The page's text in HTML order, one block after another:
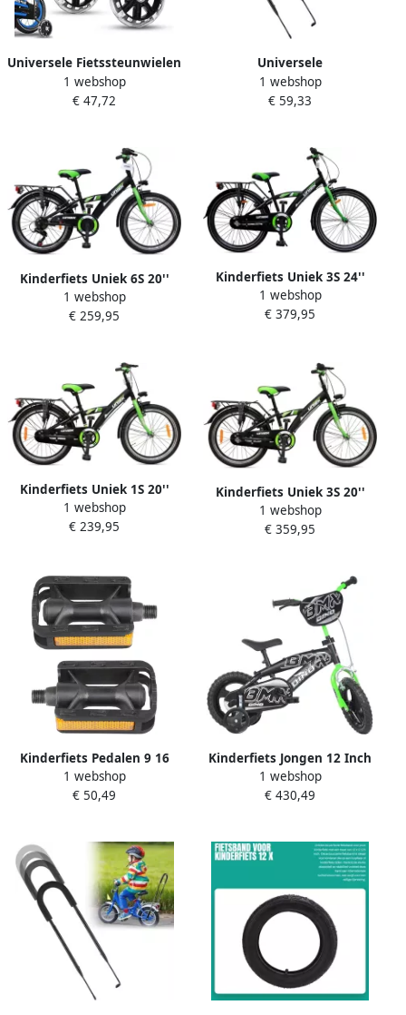
Universele Fietssteunwielen
voor Kinderen
Trainingswielen voor
voor 12 14 16 18 20 Inch
1 webshop
€ 47,72
Universele
Fietstrainingsgreep voor
Kinderen Duwstang voor
1 webshop
€ 59,33
Kinderfiets Uniek 6S 20''
Zwart Groen
1 webshop
€ 259,95
Kinderfiets Uniek 3S 24''
Zwart Groen
1 webshop
€ 379,95
Kinderfiets Uniek 1S 20''
Zwart Groen
1 webshop
€ 239,95
Kinderfiets Uniek 3S 20''
Zwart Groen
1 webshop
€ 359,95
Kinderfiets Pedalen 9 16
Inch met Reflectoren voor
Kinderfietsen
1 webshop
€ 50,49
Kinderfiets Jongen 12 Inch
Loopfiets Stijl Fiets Zwart
Groen
1 webshop
€ 430,49